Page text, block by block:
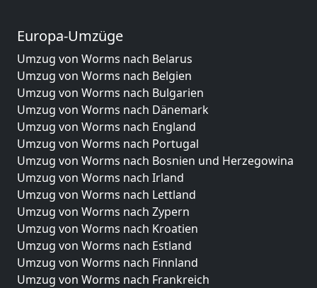
Europa-Umzüge
Umzug von Worms nach Belarus
Umzug von Worms nach Belgien
Umzug von Worms nach Bulgarien
Umzug von Worms nach Dänemark
Umzug von Worms nach England
Umzug von Worms nach Portugal
Umzug von Worms nach Bosnien und Herzegowina
Umzug von Worms nach Irland
Umzug von Worms nach Lettland
Umzug von Worms nach Zypern
Umzug von Worms nach Kroatien
Umzug von Worms nach Estland
Umzug von Worms nach Finnland
Umzug von Worms nach Frankreich